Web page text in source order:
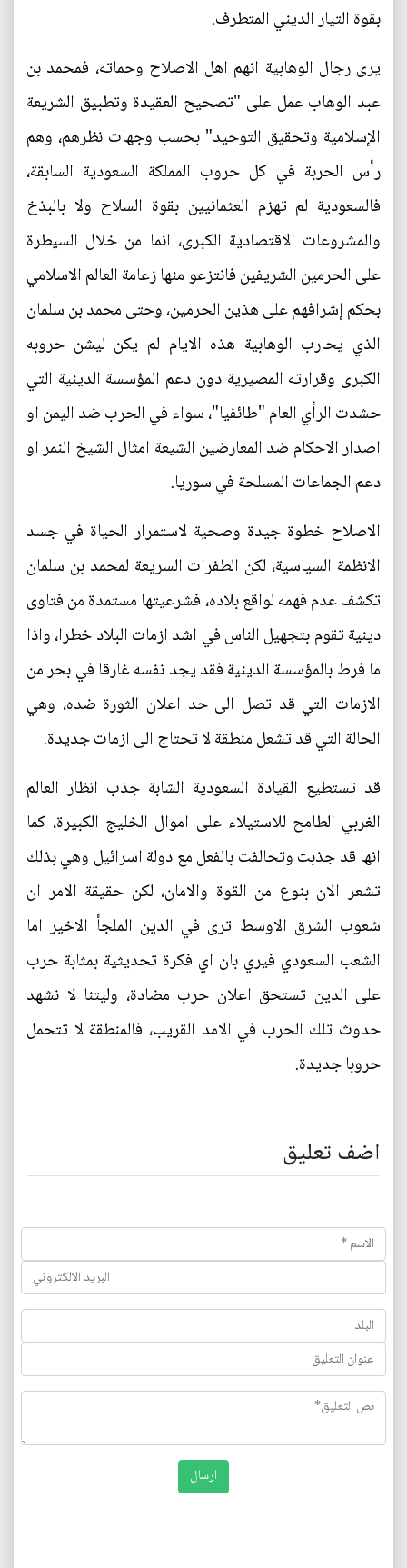
بقوة التيار الديني المتطرف.
يرى رجال الوهابية انهم اهل الاصلاح وحماته، فمحمد بن
عبد الوهاب عمل على "تصحيح العقيدة وتطبيق الشريعة
الإسلامية وتحقيق التوحيد" بحسب وجهات نظرهم، وهم
رأس الحربة في كل حروب المملكة السعودية السابقة،
فالسعودية لم تهزم العثمانيين بقوة السلاح ولا بالبذخ
والمشروعات الاقتصادية الكبرى، انما من خلال السيطرة
على الحرمين الشريفين فانتزعو منها زعامة العالم الاسلامي
بحكم إشرافهم على هذين الحرمين، وحتى محمد بن سلمان
الذي يحارب الوهابية هذه الايام لم يكن ليشن حروبه
الكبرى وقرارته المصيرية دون دعم المؤسسة الدينية التي
حشدت الرأي العام "طائفيا"، سواء في الحرب ضد اليمن او
اصدار الاحكام ضد المعارضين الشيعة امثال الشيخ النمر او
دعم الجماعات المسلحة في سوريا.
الاصلاح خطوة جيدة وصحية لاستمرار الحياة في جسد
الانظمة السياسية، لكن الطفرات السريعة لمحمد بن سلمان
تكشف عدم فهمه لواقع بلاده، فشرعيتها مستمدة من فتاوى
دينية تقوم بتجهيل الناس في اشد ازمات البلاد خطرا، واذا
ما فرط بالمؤسسة الدينية فقد يجد نفسه غارقا في بحر من
الازمات التي قد تصل الى حد اعلان الثورة ضده، وهي
الحالة التي قد تشعل منطقة لا تحتاج الى ازمات جديدة.
قد تستطيع القيادة السعودية الشابة جذب انظار العالم
الغربي الطامح للاستيلاء على اموال الخليج الكبيرة، كما
انها قد جذبت وتحالفت بالفعل مع دولة اسرائيل وهي بذلك
تشعر الان بنوع من القوة والامان، لكن حقيقة الامر ان
شعوب الشرق الاوسط ترى في الدين الملجأ الاخير اما
الشعب السعودي فيري بان اي فكرة تحديثية بمثابة حرب
على الدين تستحق اعلان حرب مضادة، وليتنا لا نشهد
حدوث تلك الحرب في الامد القريب، فالمنطقة لا تتحمل
حروبا جديدة.
اضف تعليق